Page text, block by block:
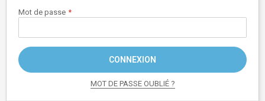
Mot de passe
CONNEXION
MOT DE PASSE OUBLIÉ ?